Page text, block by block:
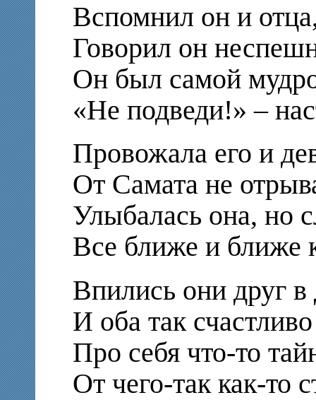
Вспомнил он и
Говорил он
Он был самой
«Не подведи!» –
Провожала его и
От Самата не
Улыбалась она, но
Все ближе и ближе
Впились они друг в
И оба так
Про себя что-то
От чего-так как-то